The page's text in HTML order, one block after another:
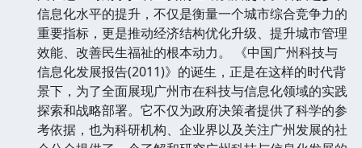
信息化水平的提升，不仅是衡量一个城市综合竞争力的
重要指标，更是推动经济结构优化升级、提升城市管理
效能、改善民生福祉的根本动力。 《中国广州科技与
信息化发展报告(2011)》的诞生，正是在这样的时代背
景下，为了全面展现广州市在科技与信息化领域的实践
探索和战略部署。它不仅为政府决策者提供了科学的参
考依据，也为科研机构、企业界以及关注广州发展的社